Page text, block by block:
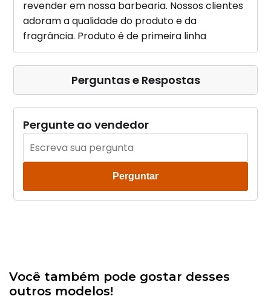
revender em nossa barbearia. Nossos clientes
adoram a qualidade do produto e da
fragrância. Produto é de primeira linha
Perguntas e Respostas
Pergunte ao vendedor
Perguntar
Você também pode gostar desses
outros modelos!